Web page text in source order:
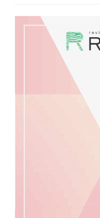
Barra
lateral
artigos